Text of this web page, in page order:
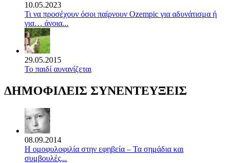
10.05.2023
Τι να προσέχουν όσοι παίρνουν Ozempic για αδυνάτισμα ή
για… άνοια...
29.05.2015
Το παιδί αυνανίζεται
ΔΗΜΟΦΙΛΕΙΣ ΣΥΝΕΝΤΕΥΞΕΙΣ
08.09.2014
Η ομοφυλοφιλία στην εφηβεία – Τα σημάδια και
συμβουλές...